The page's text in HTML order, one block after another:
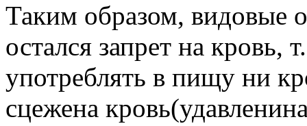
Таким образом, видовые
остался запрет на кровь,
употреблять в пищу ни
сцежена